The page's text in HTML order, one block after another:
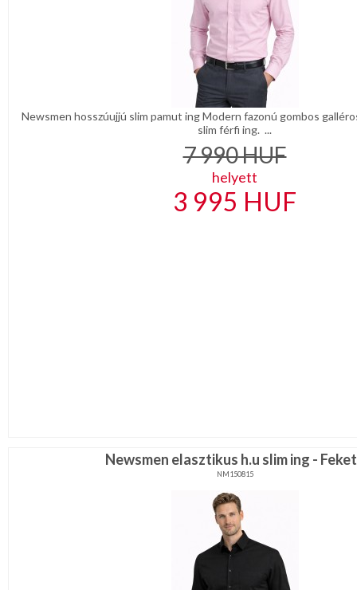
Newsmen hosszúujjú slim pamut ing Modern fazonú gombos
slim férfi ing. ...
7 990HUF
helyett
3 995 HUF
Newsmen elasztikus h.u slim ing -
NM150815